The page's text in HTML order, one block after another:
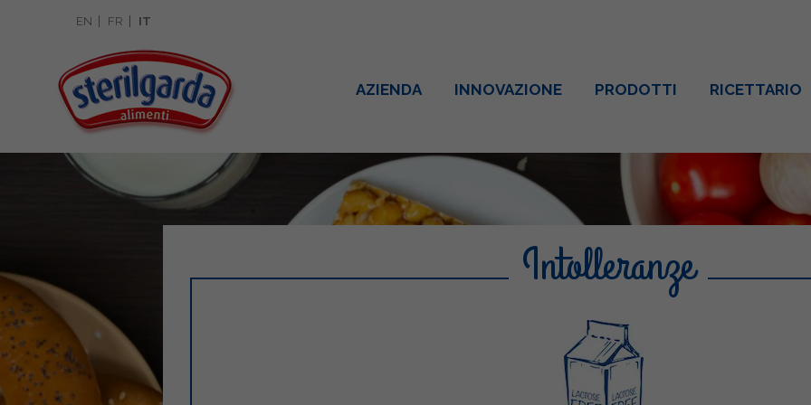
EN FR IT
AZIENDA INNOVAZIONE PRODOTTI RICETTARIO
Intolleranze